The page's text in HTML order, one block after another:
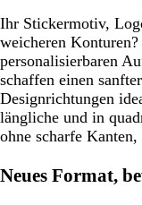
Ihr Stickermotiv,
weicheren
personalisierbaren
schaffen einen
Designrichtungen
längliche und in
ohne scharfe
Neues Format,